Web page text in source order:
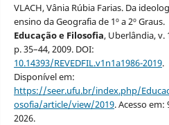
VLACH, Vânia Rúbia Farias. Da
ensino da Geografia de 1º a 2º Graus.
Educação e Filosofia, Uberlândia, v.
p. 35–44, 2009. DOI:
10.14393/REVEDFIL.v1n1a1986-2019.
Disponível em:
https://seer.ufu.br/index.php/
osofia/article/view/2019. Acesso em:
2026.